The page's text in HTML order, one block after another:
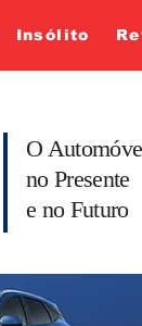
Insólito
O
no Presente
e no Futuro